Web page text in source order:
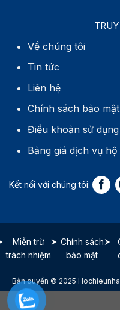
Về chúng tôi
Tin tức
Liên hệ
Chính sách bảo mật
Điều khoản sử dụng
Bảng giá dịch vụ
Miễn trừ
trách nhiệm
Chính sách
bảo mật
Bản quyền © 2025